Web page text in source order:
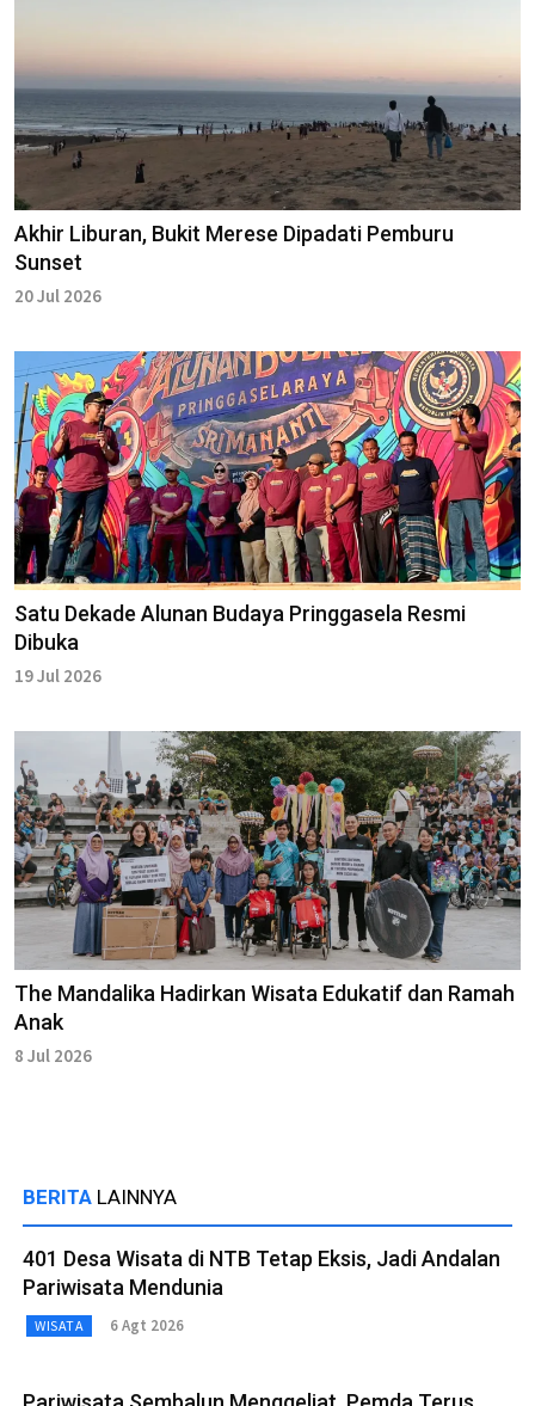
Akhir Liburan, Bukit Merese Dipadati Pemburu
Sunset
20 Jul 2026
Satu Dekade Alunan Budaya Pringgasela Resmi
Dibuka
19 Jul 2026
The Mandalika Hadirkan Wisata Edukatif dan Ramah
Anak
8 Jul 2026
BERITA LAINNYA
401 Desa Wisata di NTB Tetap Eksis, Jadi Andalan
Pariwisata Mendunia
WISATA 6 Agt 2026